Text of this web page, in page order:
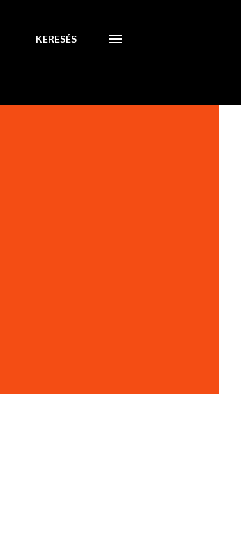
KERESÉS